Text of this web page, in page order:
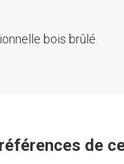
bois brûlé.
de